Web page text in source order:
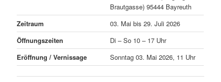
Brautgasse) 95444 Bayreuth
Zeitraum
03. Mai bis 29. Juli 2026
Öffnungszeiten
Di – So 10 – 17 Uhr
Eröffnung / Vernissage
Sonntag 03. Mai 2026, 11 Uhr